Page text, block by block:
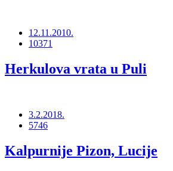
12.11.2010.
10371
Herkulova vrata u Puli
3.2.2018.
5746
Kalpurnije Pizon, Lucije